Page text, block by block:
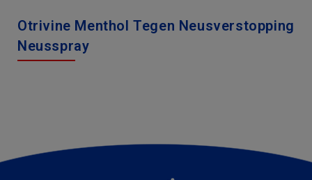
Otrivine Menthol Tegen Neusverstopping
Neusspray